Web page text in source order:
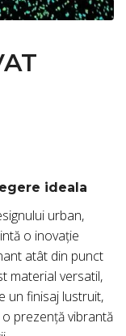
ideala
urban,
o inovație
atât din punct
material versatil,
un finisaj lustruit,
prezență vibrantă